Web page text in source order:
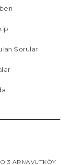
Sorular
ARNAVUTKÖY